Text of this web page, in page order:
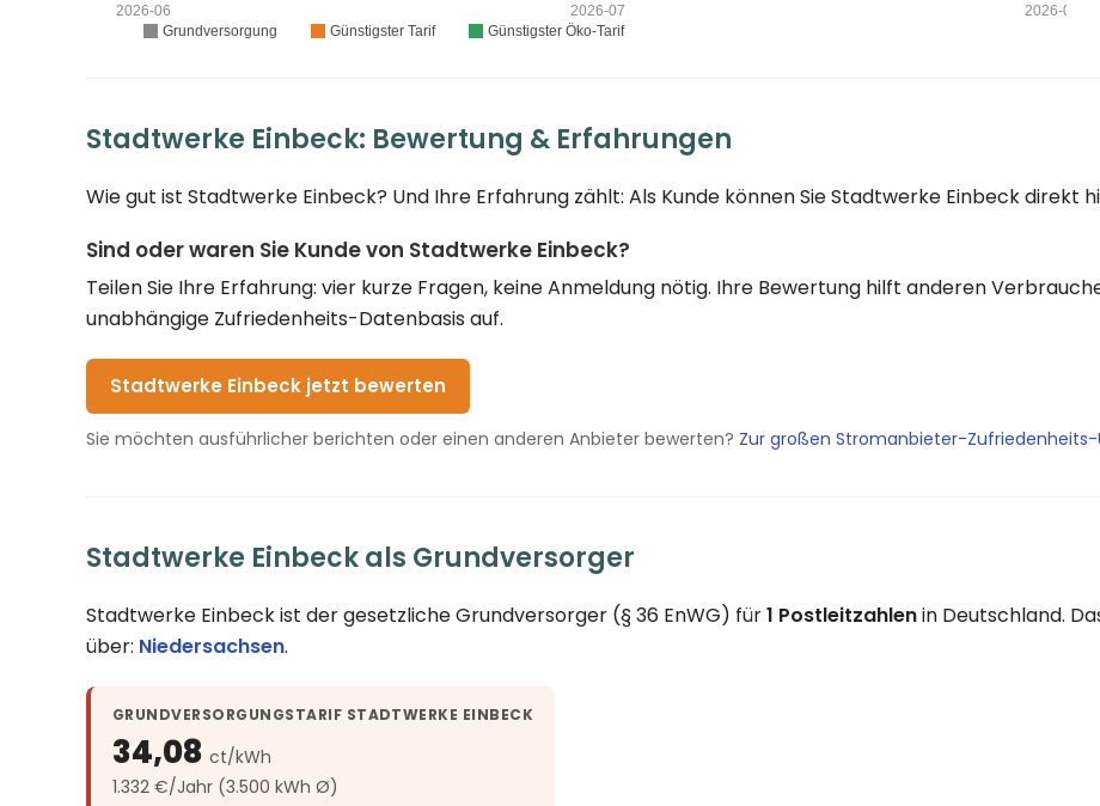
Stadtwerke Einbeck: Bewertung & Erfahrungen
Wie gut ist Stadtwerke Einbeck? Und Ihre Erfahrung zählt: Als Kunde können Sie Stadtwerke Einbeck direkt
Sind oder waren Sie Kunde von Stadtwerke Einbeck?
Teilen Sie Ihre Erfahrung: vier kurze Fragen, keine Anmeldung nötig. Ihre Bewertung hilft anderen
unabhängige Zufriedenheits-Datenbasis auf.
Stadtwerke Einbeck jetzt bewerten
Sie möchten ausführlicher berichten oder einen anderen Anbieter bewerten? Zur großen Stromanbieter-
Stadtwerke Einbeck als Grundversorger
Stadtwerke Einbeck ist der gesetzliche Grundversorger (§ 36 EnWG) für1 Postleitzahlenin Deutschland.
über: Niedersachsen.
GRUNDVERSORGUNGSTARIF STADTWERKE EINBECK
34,08 ct/kWh
1.332 €/Jahr (3.500 kWh Ø)